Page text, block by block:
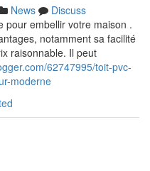
News
Discuss
pour embellir votre maison .
notamment sa facilité
raisonnable. Il peut
62747995/toit-pvc-
moderne